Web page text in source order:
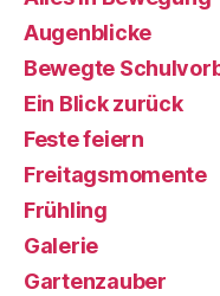
Augenblicke
Bewegte
Ein Blick zurück
Feste feiern
Freitagsmomente
Frühling
Galerie
Gartenzauber